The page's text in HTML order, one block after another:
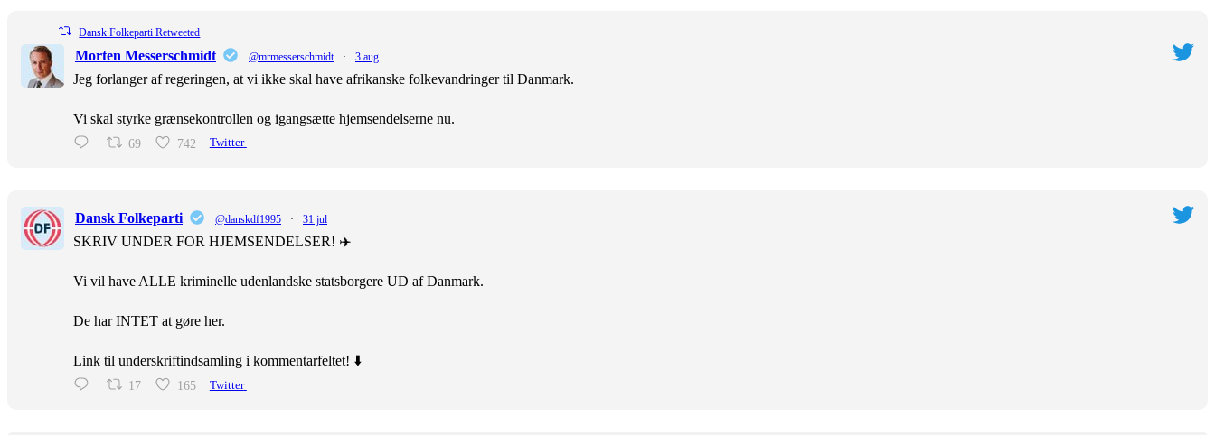
Dansk Folkeparti Retweeted
Morten Messerschmidt @mrmesserschmidt · 3 aug
Jeg forlanger af regeringen, at vi ikke skal have afrikanske folkevandringer til Danmark.
Vi skal styrke grænsekontrollen og igangsætte hjemsendelserne nu.
69 742 Twitter
Dansk Folkeparti @danskdf1995 · 31 jul
SKRIV UNDER FOR HJEMSENDELSER! ✈️
Vi vil have ALLE kriminelle udenlandske statsborgere UD af Danmark.
De har INTET at gøre her.
Link til underskriftindsamling i kommentarfeltet! ⬇️
17 165 Twitter